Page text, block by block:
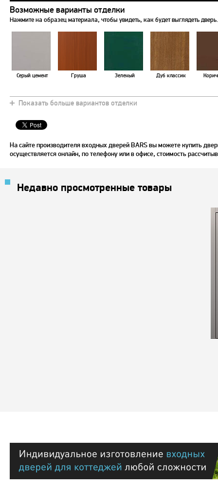
Возможные варианты отделки
Нажмите на образец материала, чтобы увидеть, как будет выглядеть дверь.
Серый цемент Груша Зеленый Дуб классик
Махагон
Слоновая кость Вишня натур Чили Дуб сахара
Показать больше вариантов отделки
На сайте производителя входных дверей BARS вы можете купить
осуществляется онлайн, по телефону или в офисе, стоимость
Недавно просмотренные товары